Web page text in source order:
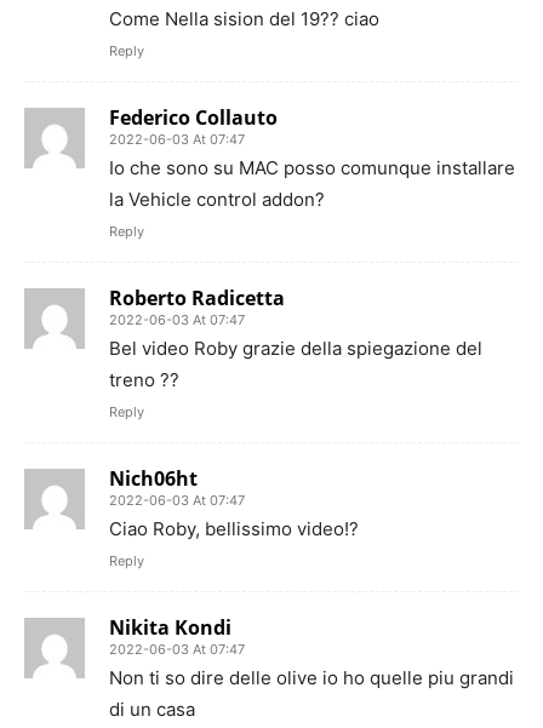
Come Nella sision del 19?? ciao
Reply
Federico Collauto
2022-06-03 At 07:47
Io che sono su MAC posso comunque installare
la Vehicle control addon?
Reply
Roberto Radicetta
2022-06-03 At 07:47
Bel video Roby grazie della spiegazione del
treno ??
Reply
Nich06ht
2022-06-03 At 07:47
Ciao Roby, bellissimo video!?
Reply
Nikita Kondi
2022-06-03 At 07:47
Non ti so dire delle olive io ho quelle piu grandi
di un casa